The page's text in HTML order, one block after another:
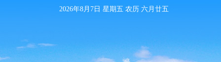
2026年8月7日 星期五 农历 六月廿五